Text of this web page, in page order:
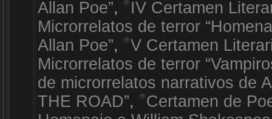
Allan Poe”,
IV Certamen
Microrrelatos de terror
Allan Poe”,
V Certamen
Microrrelatos de terror
de microrrelatos narrativos de
THE ROAD”,
Certamen de